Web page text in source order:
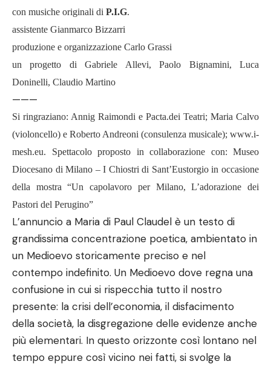
con musiche originali di P.I.G.
assistente Gianmarco Bizzarri
produzione e organizzazione Carlo Grassi
un progetto di Gabriele Allevi, Paolo Bignamini, Luca
Doninelli, Claudio Martino
———
Si ringraziano: Annig Raimondi e Pacta.dei Teatri; Maria Calvo
(violoncello) e Roberto Andreoni (consulenza musicale); www.i-
mesh.eu. Spettacolo proposto in collaborazione con: Museo
Diocesano di Milano – I Chiostri di Sant’Eustorgio in occasione
della mostra “Un capolavoro per Milano, L’adorazione dei
Pastori del Perugino”
L’annuncio a Maria di Paul Claudel è un testo di
grandissima concentrazione poetica, ambientato in
un Medioevo storicamente preciso e nel
contempo indefinito. Un Medioevo dove regna una
confusione in cui si rispecchia tutto il nostro
presente: la crisi dell’economia, il disfacimento
della società, la disgregazione delle evidenze anche
più elementari. In questo orizzonte così lontano nel
tempo eppure così vicino nei fatti, si svolge la